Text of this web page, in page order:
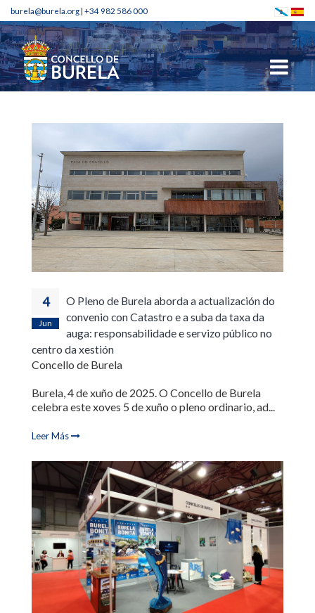
burela@burela.org| +34 982 586 000
4
Jun
O Pleno de Burela aborda a actualización do
convenio con Catastro e a suba da taxa da
auga: responsabilidade e servizo público no
centro da xestión
Concello de Burela
Burela, 4 de xuño de 2025. O Concello de Burela
celebra este xoves 5 de xuño o pleno ordinario, ad...
Leer Más